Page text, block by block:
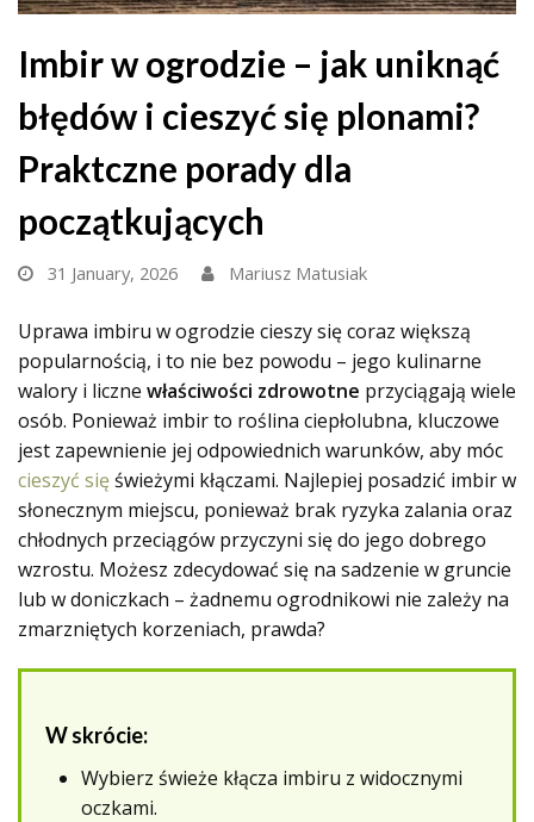
Imbir w ogrodzie – jak uniknąć
błędów i cieszyć się plonami?
Praktczne porady dla
początkujących
31 January, 2026 Mariusz Matusiak
Uprawa imbiru w ogrodzie cieszy się coraz większą
popularnością, i to nie bez powodu – jego kulinarne
walory i liczne właściwości zdrowotne przyciągają wiele
osób. Ponieważ imbir to roślina ciepłolubna, kluczowe
jest zapewnienie jej odpowiednich warunków, aby móc
cieszyć się świeżymi kłączami. Najlepiej posadzić imbir w
słonecznym miejscu, ponieważ brak ryzyka zalania oraz
chłodnych przeciągów przyczyni się do jego dobrego
wzrostu. Możesz zdecydować się na sadzenie w gruncie
lub w doniczkach – żadnemu ogrodnikowi nie zależy na
zmarzniętych korzeniach, prawda?
W skrócie:
Wybierz świeże kłącza imbiru z widocznymi
oczkami.